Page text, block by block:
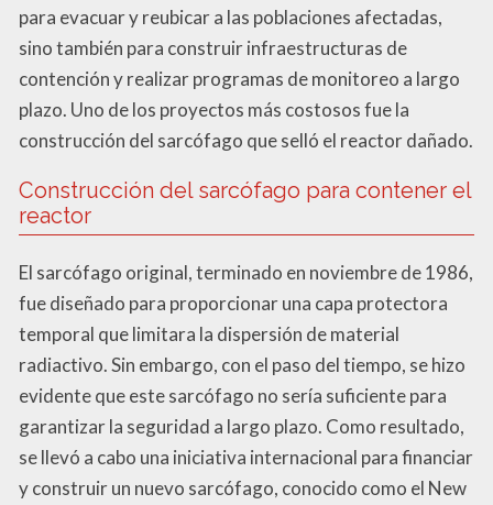
para evacuar y reubicar a las poblaciones afectadas,
sino también para construir infraestructuras de
contención y realizar programas de monitoreo a largo
plazo. Uno de los proyectos más costosos fue la
construcción del sarcófago que selló el reactor dañado.
Construcción del sarcófago para contener el
reactor
El sarcófago original, terminado en noviembre de 1986,
fue diseñado para proporcionar una capa protectora
temporal que limitara la dispersión de material
radiactivo. Sin embargo, con el paso del tiempo, se hizo
evidente que este sarcófago no sería suficiente para
garantizar la seguridad a largo plazo. Como resultado,
se llevó a cabo una iniciativa internacional para financiar
y construir un nuevo sarcófago, conocido como el New